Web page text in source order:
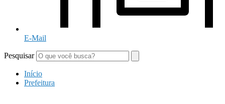
E-Mail
Pesquisar
Início
Prefeitura